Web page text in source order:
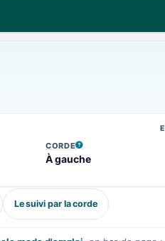
CORDE
, VOIR LA DÉFINITION
À gauche
Le suivi par la corde